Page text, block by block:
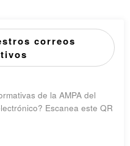
correos
de la AMPA del
Escanea este QR